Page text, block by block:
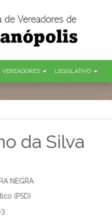
VEREADORES LEGISLATIVO
da Silva
NEGRA
(PSD)